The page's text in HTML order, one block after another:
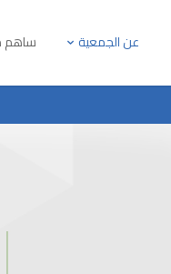
عن الجمعية ساهم